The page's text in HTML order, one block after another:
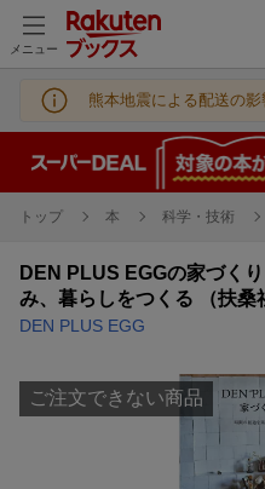
メニュー
熊本地震による配送の
トップ 本 科学・技術
DEN PLUS EGGの家づく
み、暮らしをつくる （扶桑
DEN PLUS EGG
ご注文できない商品